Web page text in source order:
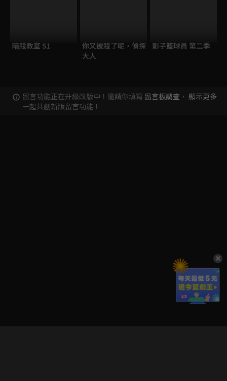
暗殺教室 S1
你又被殺了呢，偵探
大人
影子籃球員 第二季
留言功能正在升級改版中！邀請你填寫 留言板調查 ，
一起共創新版留言功能！
顯示更多